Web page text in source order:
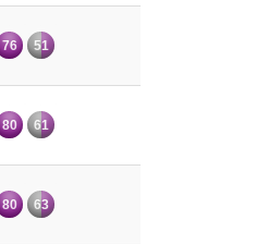
76 51
80 61
80 63